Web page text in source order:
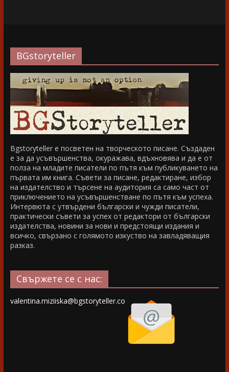
BGstoryteller
Bgstoryteller е посветен на творческото писане. Създаден
е за да усъвършенства, окуражава, вдъхновява и да е от
полза на младите писатели по пътя към публикуването на
първата им книга. Съвети за писане, редактиране, избор
на издателство и търсене на аудитория са само част от
приключението на усъвършенстване по пътя към успеха.
Интервюта с утвърдени български и чужди писатели,
практически съвети за успех от редактори от български
издателства, новини за нови и предстоящи издания и
всичко, свързано с голямото изкуство на завладяващия
разказ.
Свържете се с нас:
valentina.miziiska@bgstoryteller.co